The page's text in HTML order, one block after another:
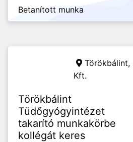
Betanított munka
Törökbálint,
Kft.
Törökbálint
Tüdőgyógyintézet
takarító munkakörbe
kollégát keres